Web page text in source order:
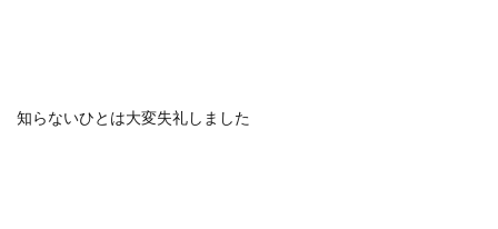
知らないひとは大変失礼しました